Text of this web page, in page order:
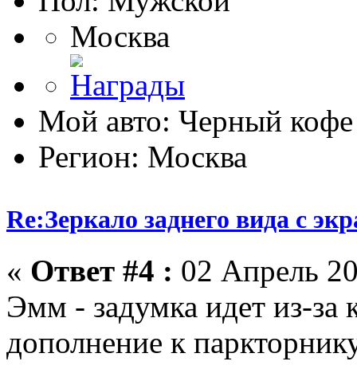
Москва
Мой авто: Черный кофе
Регион: Москва
Re:Зеркало заднего вида с
« Ответ #4 : 02 Апрель
Эмм - задумка идет из-за
дополнение к